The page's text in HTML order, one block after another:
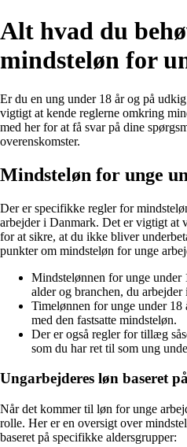
Alt hvad du
mindsteløn for
Er du en ung under 18 år og på
vigtigt at kende reglerne omkring
med her for at få svar på dine
overenskomster.
Mindsteløn for unge
Der er specifikke regler for
arbejder i Danmark. Det er vigtigt at
for at sikre, at du ikke bliver
punkter om mindsteløn for unge
Mindstelønnen for unge
alder og branchen, du arbejder
Timelønnen for unge under
med den fastsatte mindsteløn.
Der er også regler for tillæg
som du har ret til som ung
Ungarbejderes løn baseret
Når det kommer til løn for unge
rolle. Her er en oversigt over
baseret på specifikke aldersgrupper: